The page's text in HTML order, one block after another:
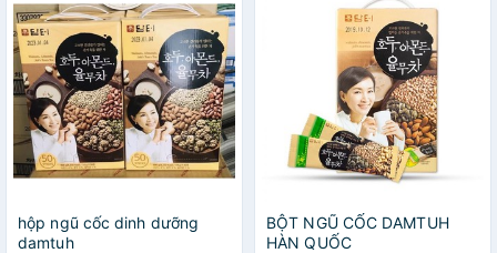
hộp ngũ cốc dinh dưỡng
damtuh
BỘT NGŨ CỐC DAMTUH
HÀN QUỐC